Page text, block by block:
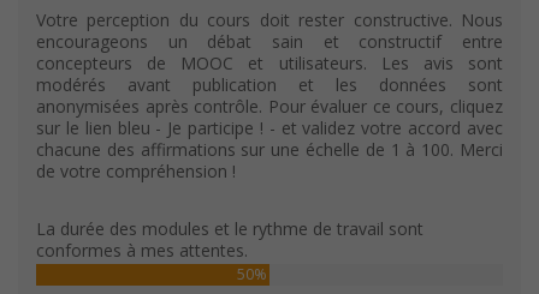
Votre perception du cours doit rester constructive. Nous
encourageons un débat sain et constructif entre
concepteurs de MOOC et utilisateurs. Les avis sont
modérés avant publication et les données sont
anonymisées après contrôle. Pour évaluer ce cours, cliquez
sur le lien bleu - Je participe ! - et validez votre accord avec
chacune des affirmations sur une échelle de 1 à 100. Merci
de votre compréhension !
La durée des modules et le rythme de travail sont
conformes à mes attentes.
50%